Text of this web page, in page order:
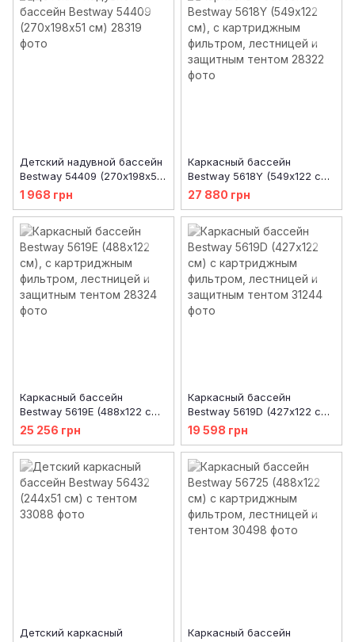
Детский надувной бассейн
Bestway 54409 (270х198х51
см)
1 968 грн
Каркасный бассейн
Bestway 5618Y (549х122 см),
с картриджным фильтром,
лестницей и защитным
тентом
27 880 грн
Каркасный бассейн
Bestway 5619E (488х122 см),
с картриджным фильтром,
лестницей и защитным
тентом
25 256 грн
Каркасный бассейн
Bestway 5619D (427х122 см)
с картриджным фильтром,
лестницей и защитным
тентом
19 598 грн
Детский каркасный
Каркасный бассейн